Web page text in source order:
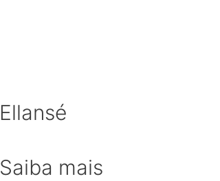
Ellansé
Saiba mais